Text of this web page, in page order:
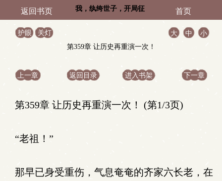
返回书页 我，纨绔世子，开局征 首页
护眼 关灯 大 中
小
第359章 让历史再重演一次！
上一章 返回目录 进入书架 下一章
第359章 让历史再重演一次！ (第1/3页)
“老祖！”
那早已身受重伤，气息奄奄的齐家六长老，在